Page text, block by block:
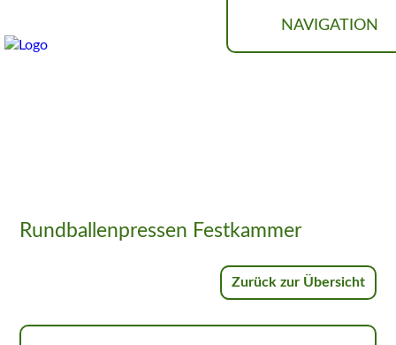
NAVIGATION
Rundballenpressen Festkammer
Zurück zur Übersicht